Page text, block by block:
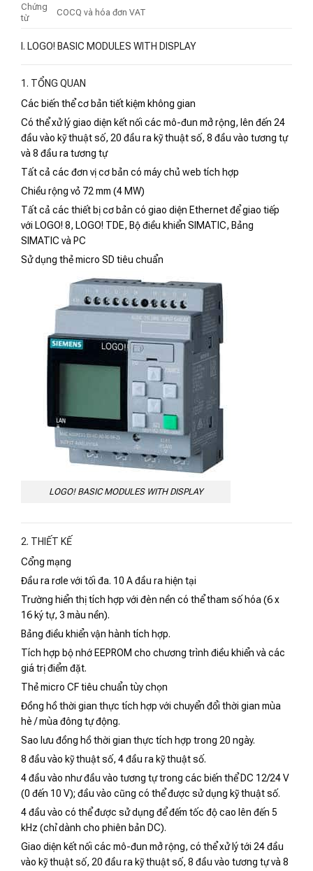
Chứng
từ
COCQ và hóa đơn VAT
I. LOGO! BASIC MODULES WITH DISPLAY
1. TỔNG QUAN
Các biến thể cơ bản tiết kiệm không gian
Có thể xử lý giao diện kết nối các mô-đun mở rộng, lên đến 24
đầu vào kỹ thuật số, 20 đầu ra kỹ thuật số, 8 đầu vào tương tự
và 8 đầu ra tương tự
Tất cả các đơn vị cơ bản có máy chủ web tích hợp
Chiều rộng vỏ 72 mm (4 MW)
Tất cả các thiết bị cơ bản có giao diện Ethernet để giao tiếp
với LOGO! 8, LOGO! TDE, Bộ điều khiển SIMATIC, Bảng
SIMATIC và PC
Sử dụng thẻ micro SD tiêu chuẩn
LOGO! BASIC MODULES WITH DISPLAY
2. THIẾT KẾ
Cổng mạng
Đầu ra rơle với tối đa. 10 A đầu ra hiện tại
Trường hiển thị tích hợp với đèn nền có thể tham số hóa (6 x
16 ký tự, 3 màu nền).
Bảng điều khiển vận hành tích hợp.
Tích hợp bộ nhớ EEPROM cho chương trình điều khiển và các
giá trị điểm đặt.
Thẻ micro CF tiêu chuẩn tùy chọn
Đồng hồ thời gian thực tích hợp với chuyển đổi thời gian mùa
hè / mùa đông tự động.
Sao lưu đồng hồ thời gian thực tích hợp trong 20 ngày.
8 đầu vào kỹ thuật số, 4 đầu ra kỹ thuật số.
4 đầu vào như đầu vào tương tự trong các biến thể DC 12/24 V
(0 đến 10 V); đầu vào cũng có thể được sử dụng kỹ thuật số.
4 đầu vào có thể được sử dụng để đếm tốc độ cao lên đến 5
kHz (chỉ dành cho phiên bản DC).
Giao diện kết nối các mô-đun mở rộng, có thể xử lý tới 24 đầu
vào kỹ thuật số, 20 đầu ra kỹ thuật số, 8 đầu vào tương tự và 8